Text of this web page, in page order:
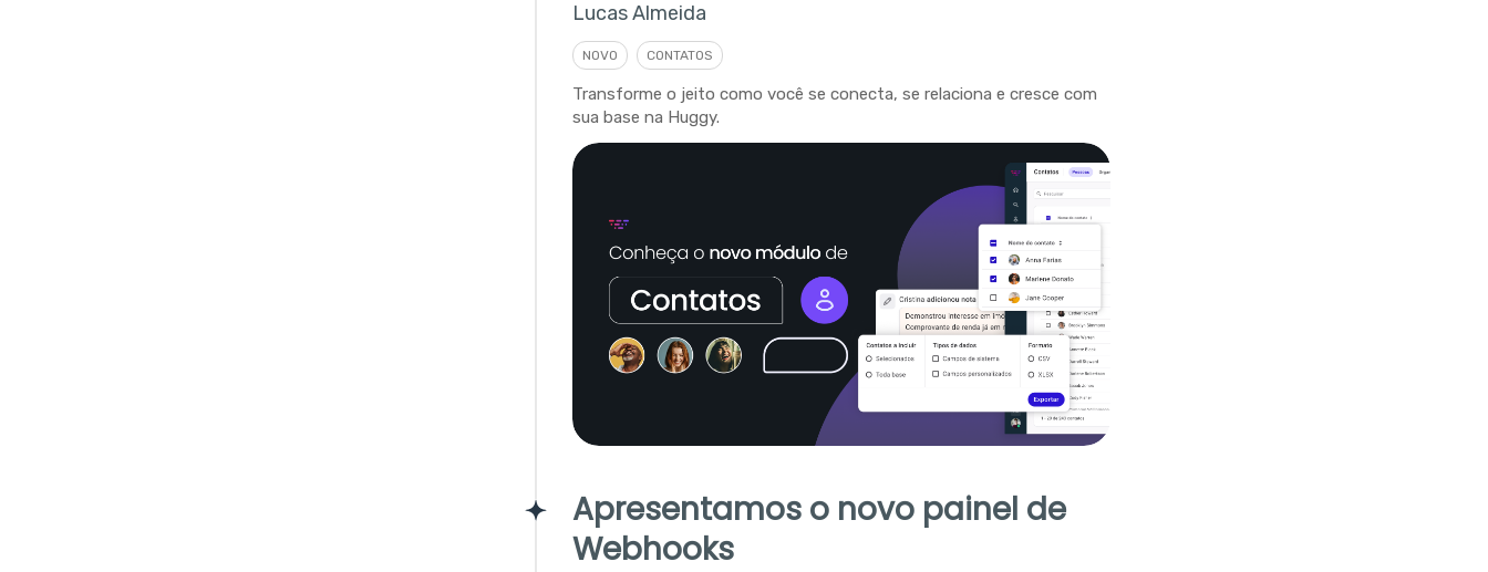
Lucas Almeida
NOVO CONTATOS
Transforme o jeito como você se conecta, se relaciona e cresce com
sua base na Huggy.
Apresentamos o novo painel de
Webhooks